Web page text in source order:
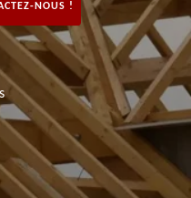
NOUS !